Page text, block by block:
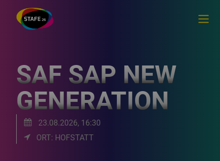
SAF SAP NEW
GENERATION
23.08.2026, 16:30
ORT: HOFSTATT